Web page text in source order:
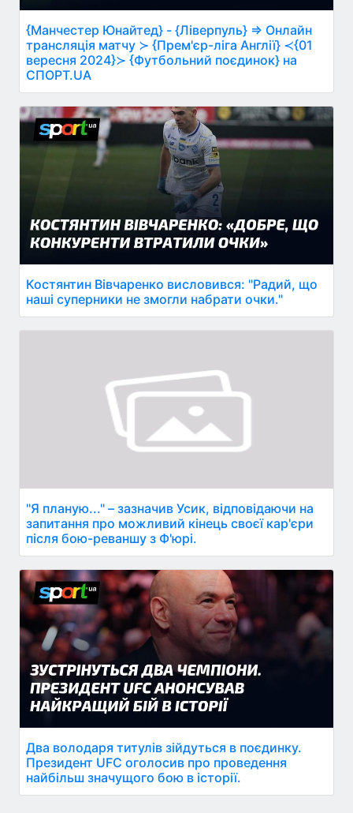
{Манчестер Юнайтед} - {Ліверпуль} ⇒ Онлайн
трансляція матчу ≻ {Прем'єр-ліга Англії} ≺{01
вересня 2024}≻ {Футбольний поєдинок} на
СПОРТ.UA
Костянтин Вівчаренко висловився: "Радий, що
наші суперники не змогли набрати очки."
"Я планую..." – зазначив Усик, відповідаючи на
запитання про можливий кінець своєї кар'єри
після бою-реваншу з Ф'юрі.
Два володаря титулів зійдуться в поєдинку.
Президент UFC оголосив про проведення
найбільш значущого бою в історії.